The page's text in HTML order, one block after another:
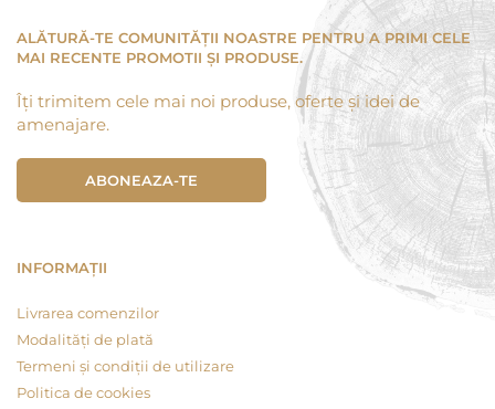
ALĂTURĂ-TE COMUNITĂȚII NOASTRE PENTRU A PRIMI CELE
MAI RECENTE PROMOTII ȘI PRODUSE.
Îți trimitem cele mai noi produse, oferte și idei de
amenajare.
ABONEAZA-TE
INFORMAȚII
Livrarea comenzilor
Modalități de plată
Termeni și condiții de utilizare
Politica de cookies